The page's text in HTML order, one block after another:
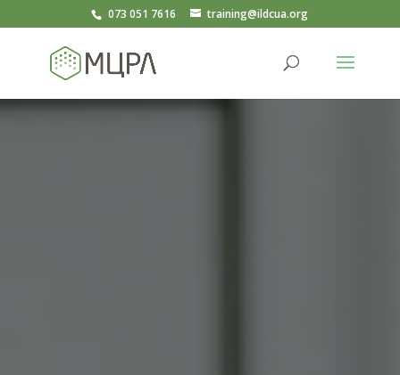
073 051 7616 training@ildcua.org